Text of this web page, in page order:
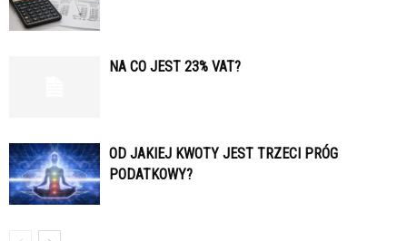
NA CO JEST 23% VAT?
OD JAKIEJ KWOTY JEST TRZECI PRÓG
PODATKOWY?